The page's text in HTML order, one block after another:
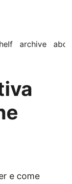
archive
e come